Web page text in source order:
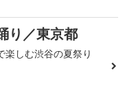
り／東京都
楽しむ渋谷の夏祭り